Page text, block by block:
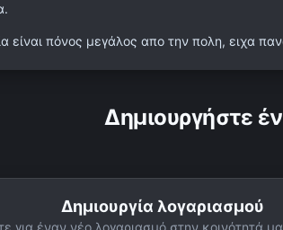
είναι πόνος μεγάλος απο την πολη, ειχα
Δημιουργήστε
Δημιουργία λογαριασμού